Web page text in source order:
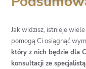
Jak widzisz, istnieje
pomogą Ci osiągnąć
który z nich będzie dla
konsultacji ze